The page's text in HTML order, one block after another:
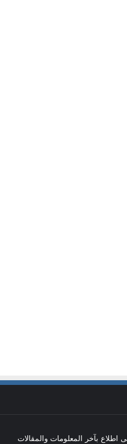
اطلاع بآخر المعلومات والمقالات